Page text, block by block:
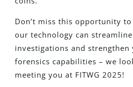
Don’t miss this opportunity
our technology can
investigations and strengthen
forensics capabilities – we
meeting you at FITWG 2025!